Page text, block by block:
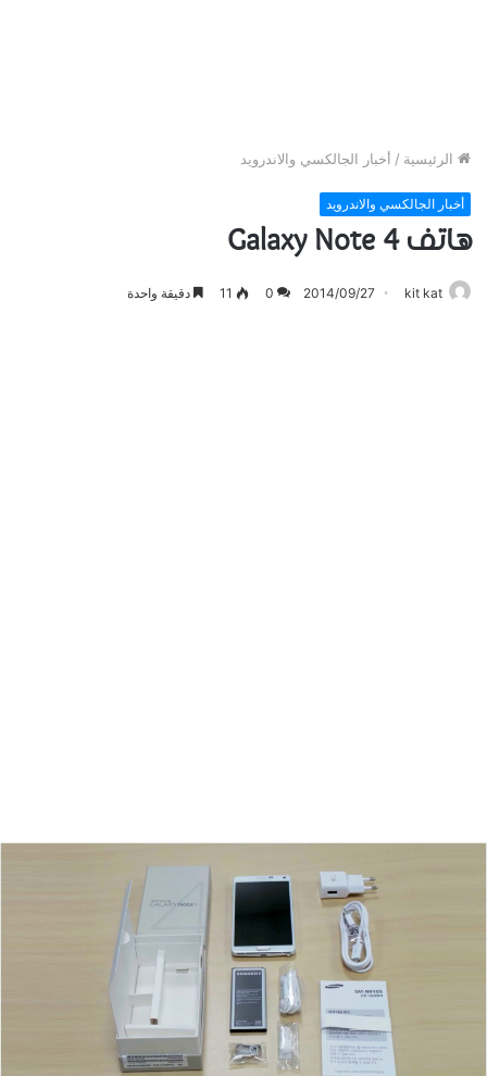
الرئيسية / أخبار الجالكسي والاندرويد
أخبار الجالكسي والاندرويد
هاتف Galaxy Note 4
kit kat
2014/09/27
0
11 دقيقة واحدة